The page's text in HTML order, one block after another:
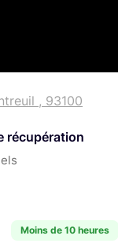
, 93100
récupération
Moins de 10 heures